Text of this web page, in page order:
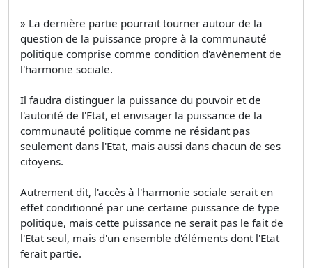
» La dernière partie pourrait tourner autour de la
question de la puissance propre à la communauté
politique comprise comme condition d'avènement de
l'harmonie sociale.
Il faudra distinguer la puissance du pouvoir et de
l'autorité de l'Etat, et envisager la puissance de la
communauté politique comme ne résidant pas
seulement dans l'Etat, mais aussi dans chacun de ses
citoyens.
Autrement dit, l'accès à l'harmonie sociale serait en
effet conditionné par une certaine puissance de type
politique, mais cette puissance ne serait pas le fait de
l'Etat seul, mais d'un ensemble d'éléments dont l'Etat
ferait partie.